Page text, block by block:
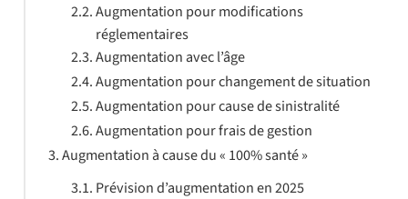
Augmentation pour modifications
réglementaires
Augmentation avec l’âge
Augmentation pour changement de situation
Augmentation pour cause de sinistralité
Augmentation pour frais de gestion
Augmentation à cause du « 100% santé »
Prévision d’augmentation en 2025